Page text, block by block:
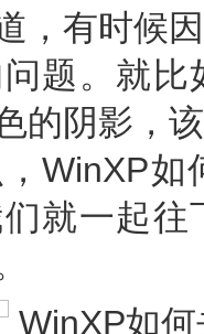
有时候因
题。就
的阴影，
WinXP
就一起